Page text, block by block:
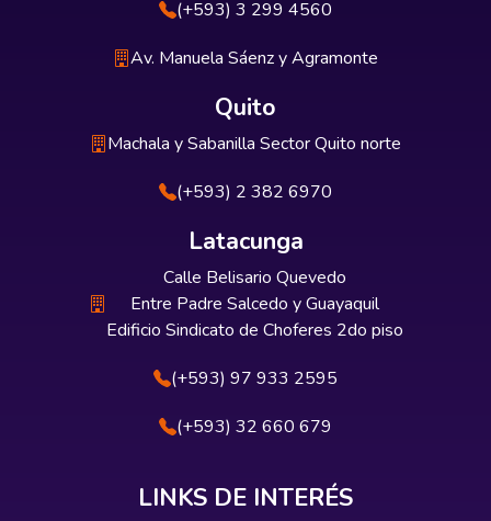
(+593) 3 299 4560
Av. Manuela Sáenz y Agramonte
Quito
Machala y Sabanilla Sector Quito norte
(+593) 2 382 6970
Latacunga
Calle Belisario Quevedo
Entre Padre Salcedo y Guayaquil
Edificio Sindicato de Choferes 2do piso
(+593) 97 933 2595
(+593) 32 660 679
LINKS DE INTERÉS